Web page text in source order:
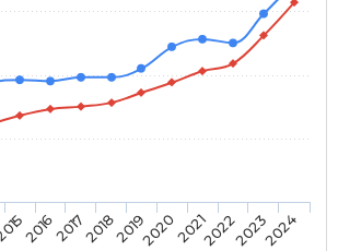
201620172018201920202021202220232024